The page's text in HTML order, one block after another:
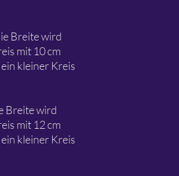
Breite wird
mit 10 cm
kleiner Kreis
Breite wird
mit 12 cm
kleiner Kreis